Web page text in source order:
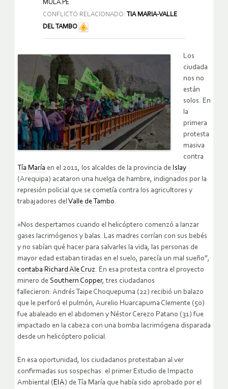
MULA.PE
CONFLICTO RELACIONADO: TIA MARIA-VALLE
DEL TAMBO
Los
ciudada
nos no
están
solos. En
la
primera
protesta
masiva
contra
Tía María en el 2011, los alcaldes de la provincia de Islay
(Arequipa) acataron una huelga de hambre, indignados por la
represión policial que se cometía contra los agricultores y
trabajadores del Valle de Tambo.
«Nos despertamos cuando el helicóptero comenzó a lanzar
gases lacrimógenos y balas. Las madres corrían con sus bebés
y no sabían qué hacer para salvarles la vida, las personas de
mayor edad estaban tiradas en el suelo, parecía un mal sueño”,
contaba Richard Ale Cruz. En esa protesta contra el proyecto
minero de Southern Copper, tres ciudadanos
fallecieron: Andrés Taipe Choquepuma (22) recibió un balazo
que le perforó el pulmón, Aurelio Huarcapuma Clemente (50)
fue abaleado en el abdomen y Néstor Cerezo Patano (31) fue
impactado en la cabeza con una bomba lacrimógena disparada
desde un helicóptero policial.
En esa oportunidad, los ciudadanos protestaban al ver
confirmadas sus sospechas: el primer Estudio de Impacto
Ambiental ( EIA) de Tía María que había sido aprobado por el